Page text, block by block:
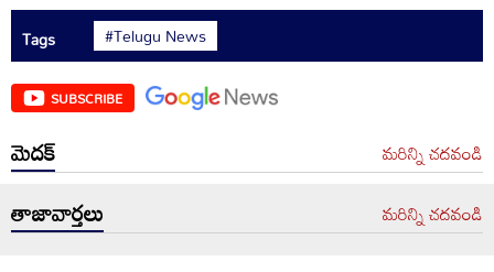
Tags #Telugu News
SUBSCRIBE
మెదక్ మరిన్ని చదవండి
తాజావార్తలు మరిన్ని చదవండి